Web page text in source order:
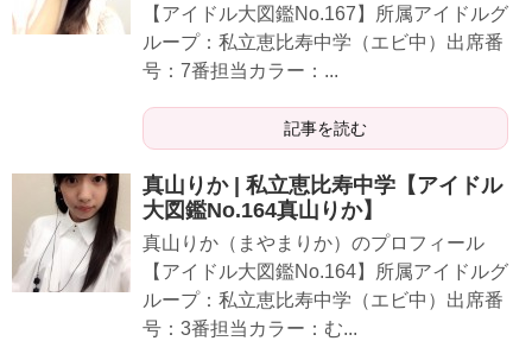
【アイドル大図鑑No.167】所属アイドルグ
ループ：私立恵比寿中学（エビ中）出席番
号：7番担当カラー：...
記事を読む
真山りか | 私立恵比寿中学【アイドル
大図鑑No.164真山りか】
真山りか（まやまりか）のプロフィール
【アイドル大図鑑No.164】所属アイドルグ
ループ：私立恵比寿中学（エビ中）出席番
号：3番担当カラー：む...